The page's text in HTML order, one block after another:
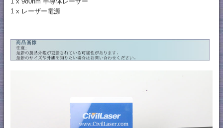
1 x レーザー電源